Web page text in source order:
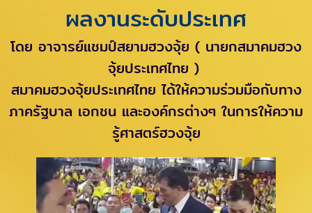
ผลงานระดับประเทศ
โดย อาจารย์แชมป์สยามฮวงจุ้ย ( นายกสมาคมฮวง
จุ้ยประเทศไทย )
สมาคมฮวงจุ้ยประเทศไทย ได้ให้ความร่วมมือกับทาง
ภาครัฐบาล เอกชน และองค์กรต่างๆ ในการให้ความ
รู้ศาสตร์ฮวงจุ้ย